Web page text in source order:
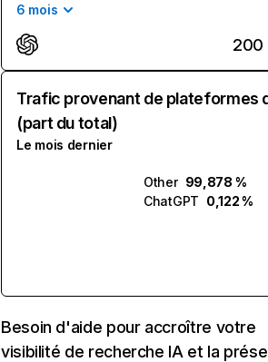
6 mois
200
Trafic provenant de plateformes
(part du total)
Le mois dernier
Other 99,878 %
ChatGPT 0,122 %
Besoin d'aide pour accroître votre
visibilité de recherche IA et la